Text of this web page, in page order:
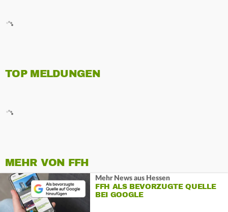
TOP MELDUNGEN
MEHR VON FFH
Mehr News aus Hessen
FFH ALS BEVORZUGTE QUELLE
BEI GOOGLE